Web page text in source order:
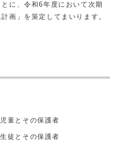
に、令和6年度において次期
画」を策定してまいります。
童とその保護者
徒とその保護者